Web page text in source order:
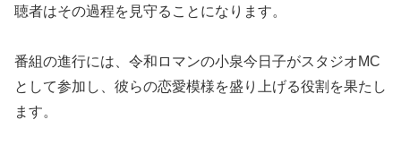
聴者はその過程を見守ることになります。
番組の進行には、令和ロマンの小泉今日子がスタジオMC
として参加し、彼らの恋愛模様を盛り上げる役割を果たし
ます。